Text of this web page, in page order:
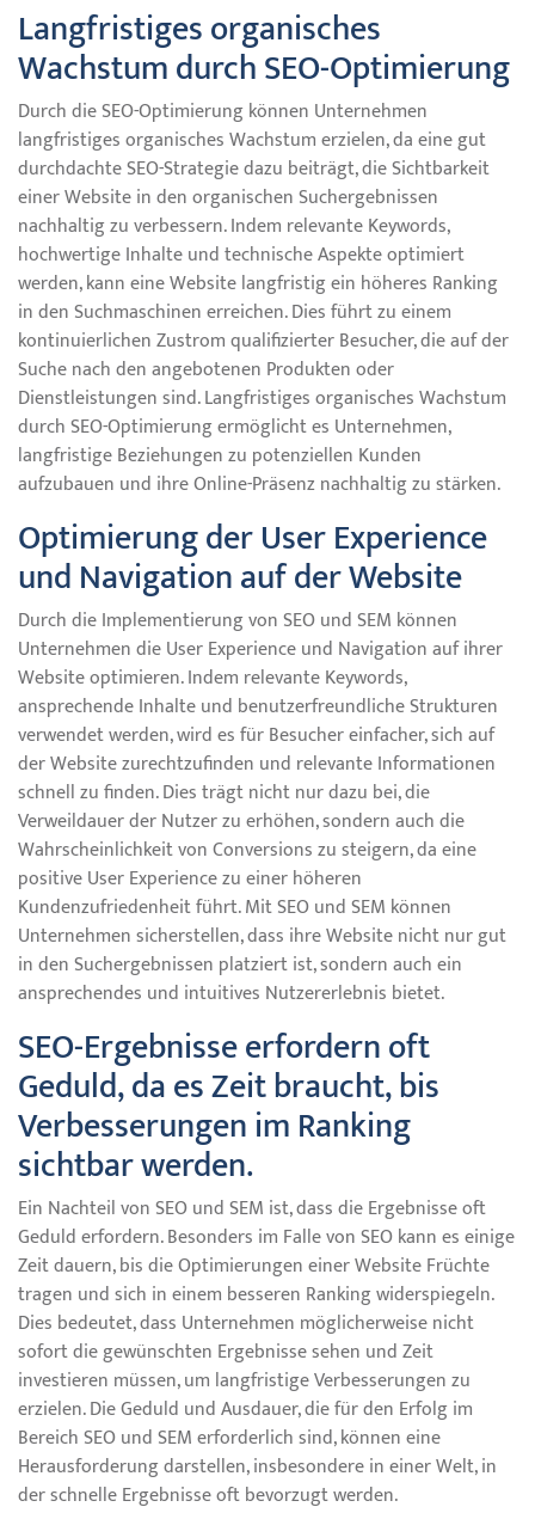
Langfristiges organisches
Wachstum durch SEO-Optimierung
Durch die SEO-Optimierung können Unternehmen
langfristiges organisches Wachstum erzielen, da eine gut
durchdachte SEO-Strategie dazu beiträgt, die Sichtbarkeit
einer Website in den organischen Suchergebnissen
nachhaltig zu verbessern. Indem relevante Keywords,
hochwertige Inhalte und technische Aspekte optimiert
werden, kann eine Website langfristig ein höheres Ranking
in den Suchmaschinen erreichen. Dies führt zu einem
kontinuierlichen Zustrom qualifizierter Besucher, die auf der
Suche nach den angebotenen Produkten oder
Dienstleistungen sind. Langfristiges organisches Wachstum
durch SEO-Optimierung ermöglicht es Unternehmen,
langfristige Beziehungen zu potenziellen Kunden
aufzubauen und ihre Online-Präsenz nachhaltig zu stärken.
Optimierung der User Experience
und Navigation auf der Website
Durch die Implementierung von SEO und SEM können
Unternehmen die User Experience und Navigation auf ihrer
Website optimieren. Indem relevante Keywords,
ansprechende Inhalte und benutzerfreundliche Strukturen
verwendet werden, wird es für Besucher einfacher, sich auf
der Website zurechtzufinden und relevante Informationen
schnell zu finden. Dies trägt nicht nur dazu bei, die
Verweildauer der Nutzer zu erhöhen, sondern auch die
Wahrscheinlichkeit von Conversions zu steigern, da eine
positive User Experience zu einer höheren
Kundenzufriedenheit führt. Mit SEO und SEM können
Unternehmen sicherstellen, dass ihre Website nicht nur gut
in den Suchergebnissen platziert ist, sondern auch ein
ansprechendes und intuitives Nutzererlebnis bietet.
SEO-Ergebnisse erfordern oft
Geduld, da es Zeit braucht, bis
Verbesserungen im Ranking
sichtbar werden.
Ein Nachteil von SEO und SEM ist, dass die Ergebnisse oft
Geduld erfordern. Besonders im Falle von SEO kann es einige
Zeit dauern, bis die Optimierungen einer Website Früchte
tragen und sich in einem besseren Ranking widerspiegeln.
Dies bedeutet, dass Unternehmen möglicherweise nicht
sofort die gewünschten Ergebnisse sehen und Zeit
investieren müssen, um langfristige Verbesserungen zu
erzielen. Die Geduld und Ausdauer, die für den Erfolg im
Bereich SEO und SEM erforderlich sind, können eine
Herausforderung darstellen, insbesondere in einer Welt, in
der schnelle Ergebnisse oft bevorzugt werden.